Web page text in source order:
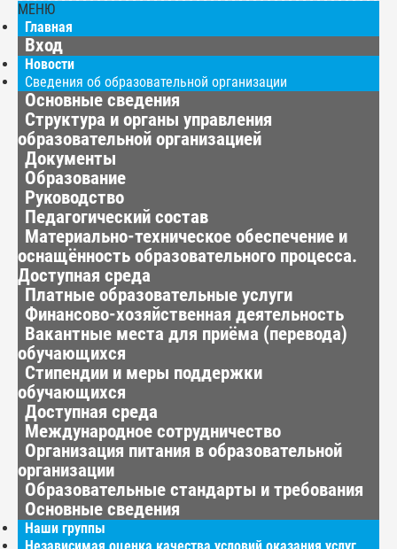
МЕНЮ
Главная
Вход
Новости
Сведения об образовательной организации
Основные сведения
Структура и органы управления
образовательной организацией
Документы
Образование
Руководство
Педагогический состав
Материально-техническое обеспечение и
оснащённость образовательного процесса.
Доступная среда
Платные образовательные услуги
Финансово-хозяйственная деятельность
Вакантные места для приёма (перевода)
обучающихся
Стипендии и меры поддержки
обучающихся
Доступная среда
Международное сотрудничество
Организация питания в образовательной
организации
Образовательные стандарты и требования
Основные сведения
Наши группы